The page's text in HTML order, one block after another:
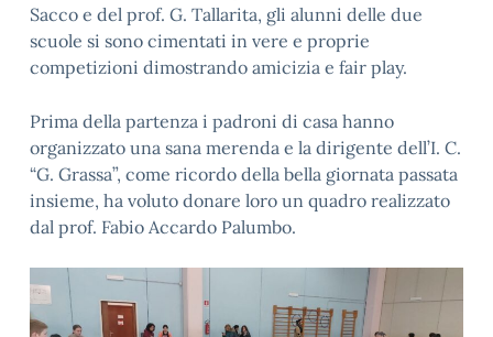
Sacco e del prof. G. Tallarita, gli alunni delle due
scuole si sono cimentati in vere e proprie
competizioni dimostrando amicizia e fair play.
Prima della partenza i padroni di casa hanno
organizzato una sana merenda e la dirigente dell’I. C.
“G. Grassa”, come ricordo della bella giornata passata
insieme, ha voluto donare loro un quadro realizzato
dal prof. Fabio Accardo Palumbo.